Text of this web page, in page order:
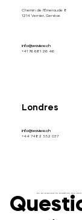
Londres
info@waview.ch
+44 7482 552 037
info@waview.ch
+41 76 681 26 46
Chemin de l'Émeraude 8
1214 Vernier, Genève
QUESTIONS